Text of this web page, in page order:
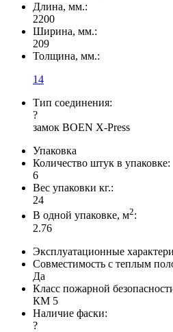
Длина, мм.:
2200
Ширина, мм.:
209
Толщина, мм.:
14
Тип соединения:
?
замок BOEN X-Press
Упаковка
Количество штук в упаковке:
6
Вес упаковки кг.:
24
В одной упаковке, м2:
2.76
Эксплуатационные
Совместимость с теплым
Да
Класс пожарной
КМ 5
Наличие фаски:
?